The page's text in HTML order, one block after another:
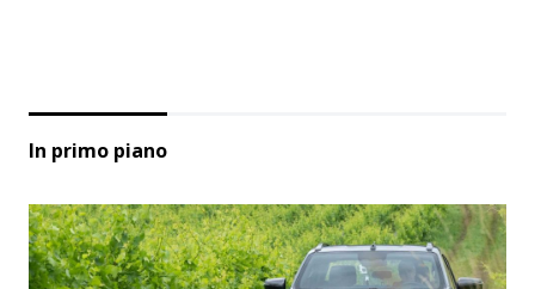
In primo piano